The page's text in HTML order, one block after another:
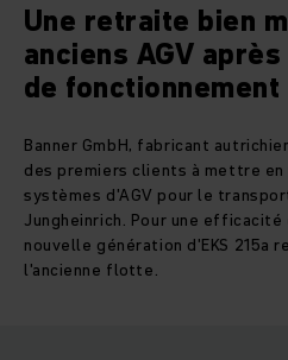
Une retraite bien
anciens AGV
de fonctionnement
Banner GmbH, fabricant
des premiers clients à mettre en
systèmes d'AGV pour le
Jungheinrich. Pour une
nouvelle génération d'EKS 215a
l'ancienne flotte.